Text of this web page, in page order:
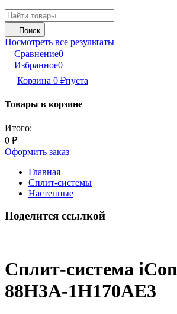
Поиск
Посмотреть все результаты
Сравнение0
Избранное0
Корзина 0 ₽пуста
Товары в корзине
Итого:
0 ₽
Оформить заказ
Главная
Сплит-системы
Настенные
Поделится ссылкой
Сплит-система
88H3A-1H170AE3